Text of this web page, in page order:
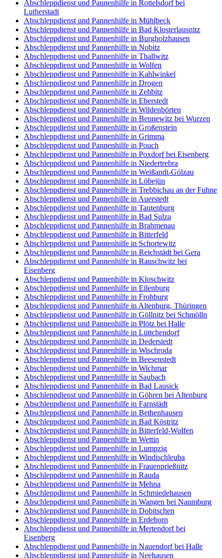
Abschleppdienst und Pannenhilfe in Rottelsdorf bei
Lutherstadt
Abschleppdienst und Pannenhilfe in Mühlbeck
Abschleppdienst und Pannenhilfe in Bad Klosterlausnitz
Abschleppdienst und Pannenhilfe in Burgholzhausen
Abschleppdienst und Pannenhilfe in Nobitz
Abschleppdienst und Pannenhilfe in Thallwitz
Abschleppdienst und Pannenhilfe in Wolfen
Abschleppdienst und Pannenhilfe in Kahlwinkel
Abschleppdienst und Pannenhilfe in Drogen
Abschleppdienst und Pannenhilfe in Zehbitz
Abschleppdienst und Pannenhilfe in Eberstedt
Abschleppdienst und Pannenhilfe in Wildenbörten
Abschleppdienst und Pannenhilfe in Bennewitz bei Wurzen
Abschleppdienst und Pannenhilfe in Großenstein
Abschleppdienst und Pannenhilfe in Grimma
Abschleppdienst und Pannenhilfe in Pouch
Abschleppdienst und Pannenhilfe in Poxdorf bei Eisenberg
Abschleppdienst und Pannenhilfe in Niedertrebra
Abschleppdienst und Pannenhilfe in Weißandt-Gölzau
Abschleppdienst und Pannenhilfe in Löbejün
Abschleppdienst und Pannenhilfe in Trebbichau an der Fuhne
Abschleppdienst und Pannenhilfe in Auerstedt
Abschleppdienst und Pannenhilfe in Tautenburg
Abschleppdienst und Pannenhilfe in Bad Sulza
Abschleppdienst und Pannenhilfe in Brahmenau
Abschleppdienst und Pannenhilfe in Bitterfeld
Abschleppdienst und Pannenhilfe in Schortewitz
Abschleppdienst und Pannenhilfe in Reichstädt bei Gera
Abschleppdienst und Pannenhilfe in Rauschwitz bei
Eisenberg
Abschleppdienst und Pannenhilfe in Kloschwitz
Abschleppdienst und Pannenhilfe in Eilenburg
Abschleppdienst und Pannenhilfe in Frohburg
Abschleppdienst und Pannenhilfe in Altenburg, Thüringen
Abschleppdienst und Pannenhilfe in Göllnitz bei Schmölln
Abschleppdienst und Pannenhilfe in Plötz bei Halle
Abschleppdienst und Pannenhilfe in Lüttchendorf
Abschleppdienst und Pannenhilfe in Dederstedt
Abschleppdienst und Pannenhilfe in Wischroda
Abschleppdienst und Pannenhilfe in Beesenstedt
Abschleppdienst und Pannenhilfe in Wichmar
Abschleppdienst und Pannenhilfe in Saubach
Abschleppdienst und Pannenhilfe in Bad Lausick
Abschleppdienst und Pannenhilfe in Göhren bei Altenburg
Abschleppdienst und Pannenhilfe in Farnstädt
Abschleppdienst und Pannenhilfe in Bethenhausen
Abschleppdienst und Pannenhilfe in Bad Köstritz
Abschleppdienst und Pannenhilfe in Bitterfeld-Wolfen
Abschleppdienst und Pannenhilfe in Wettin
Abschleppdienst und Pannenhilfe in Lumpzig
Abschleppdienst und Pannenhilfe in Windischleuba
Abschleppdienst und Pannenhilfe in Frauenprießnitz
Abschleppdienst und Pannenhilfe in Rauda
Abschleppdienst und Pannenhilfe in Mehna
Abschleppdienst und Pannenhilfe in Schmiedehausen
Abschleppdienst und Pannenhilfe in Wangen bei Naumburg
Abschleppdienst und Pannenhilfe in Dobitschen
Abschleppdienst und Pannenhilfe in Erdeborn
Abschleppdienst und Pannenhilfe in Mertendorf bei
Eisenberg
Abschleppdienst und Pannenhilfe in Nauendorf bei Halle
Abschleppdienst und Pannenhilfe in Neehausen